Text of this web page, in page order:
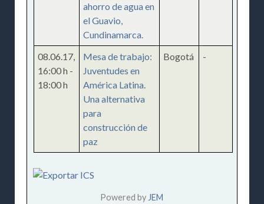
ahorro de agua en
el Guavio,
Cundinamarca.
08.06.17,
16:00 h -
18:00 h
Mesa de trabajo:
Juventudes en
América Latina.
Una alternativa
para
construcción de
paz
Bogotá -
Powered by JEM